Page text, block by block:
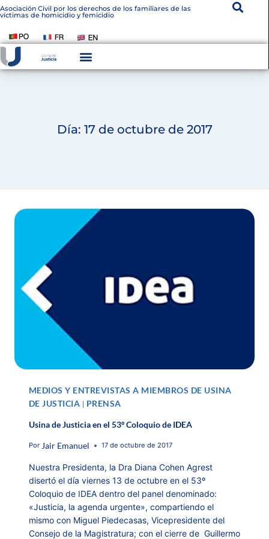
Asociación Civil por los derechos de los familiares de las
víctimas de homicidio y femicidio
Día: 17 de octubre de 2017
MEDIOS Y ENTREVISTAS A MIEMBROS DE USINA
DE JUSTICIA
PRENSA
Usina de Justicia en el 53º Coloquio de IDEA
Por Jair Emanuel 17 de octubre de 2017
Nuestra Presidenta, la Dra Diana Cohen Agrest
disertó el día viernes 13 de octubre en el 53º
Coloquio de IDEA dentro del panel denominado:
«Justicia, la agenda urgente», compartiendo el
mismo con Miguel Piedecasas, Vicepresidente del
Consejo de la Magistratura; con el cierre de Guillermo